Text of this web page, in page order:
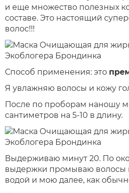
и еще множество полезных
составе. Это настоящий
волос!!!
Способ применения: это
Я увлажняю волосы и кожу
После по проборам наношу
сантиметров на 5-10 в длину.
Выдерживаю минут 20. По
выдержки промываю волосы
водой и мою далее, как